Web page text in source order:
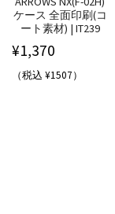
ケース 全面印刷(コ
ート素材) | IT239
¥1,370
（税込 ¥1507）